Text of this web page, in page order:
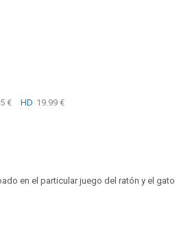
€ HD 19.99 €
en el particular juego del ratón y el